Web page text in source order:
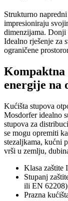
Strukturno
impresioniraju
dimenzijama. Donji
Idealno rješenje za
ograničene
energije na
Kućišta stupova
Mosdorfer idealno
stupova za
se mogu opremiti
stezaljkama, kućni
vrši u zemlju,
Klasa zaštite
Stupanj
ili EN 62208)
Prazna